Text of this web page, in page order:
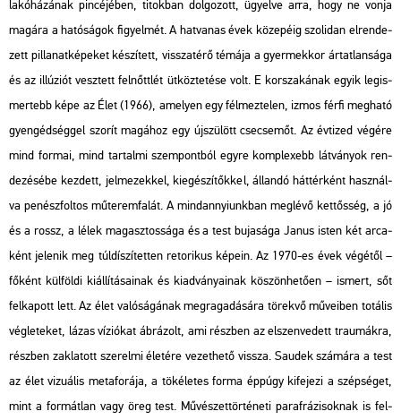
la­kó­há­zá­nak pin­cé­jé­ben, ti­tok­ban dol­go­zott, ügyel­ve arra, hogy ne vonja
ma­gá­ra a ha­tó­sá­gok fi­gyel­mét. A hat­va­nas évek kö­ze­pé­ig szo­li­dan el­ren­de­
zett pil­la­nat­ké­pe­ket ké­szí­tett, vissza­té­rő té­má­ja a gyer­mek­kor ár­tat­lan­sá­ga
és az il­lú­zi­ót vesz­tett fel­nőtt­lét üt­köz­te­té­se volt. E kor­sza­ká­nak egyik leg­is­
mer­tebb képe az Élet (1966), ame­lyen egy fél­mez­te­len, izmos férfi meg­ha­tó
gyen­géd­ség­gel szo­rít ma­gá­hoz egy új­szü­lött cse­cse­mőt. Az év­ti­zed vé­gé­re
mind for­mai, mind tar­tal­mi szem­pont­ból egyre komp­le­xebb lát­vá­nyok ren­
de­zé­sé­be kez­dett, jel­me­zek­kel, ki­egé­szí­tők­kel, ál­lan­dó hát­tér­ként hasz­nál­
va pe­nész­fol­tos mű­te­rem­fa­lát. A mind­annyi­unk­ban meg­lé­vő ket­tős­ség, a jó
és a rossz, a lélek ma­gasz­tos­sá­ga és a test bu­ja­sá­ga Janus isten két ar­ca­
ként je­le­nik meg túl­dí­szí­tet­ten re­to­ri­kus ké­pe­in. Az 1970-es évek vé­gé­től –
fő­ként kül­föl­di ki­ál­lí­tá­sa­i­nak és ki­ad­vá­nya­i­nak kö­szön­he­tő­en – is­mert, sőt
fel­ka­pott lett. Az élet va­ló­sá­gá­nak meg­ra­ga­dá­sá­ra tö­rek­vő mű­ve­i­ben to­tá­lis
vég­le­te­ket, lázas ví­zi­ó­kat áb­rá­zolt, ami rész­ben az el­szen­ve­dett trau­mák­ra,
rész­ben zak­la­tott sze­rel­mi éle­té­re ve­zet­he­tő vissza. Sa­udek szá­má­ra a test
az élet vi­zu­á­lis me­ta­fo­rá­ja, a tö­ké­le­tes forma épp­úgy ki­fe­je­zi a szép­sé­get,
mint a for­mát­lan vagy öreg test. Mű­vé­szet­tör­té­ne­ti pa­ra­frá­zi­sok­nak is fel­